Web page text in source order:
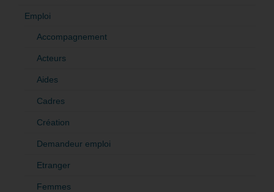
Emploi
Accompagnement
Acteurs
Aides
Cadres
Création
Demandeur emploi
Etranger
Femmes